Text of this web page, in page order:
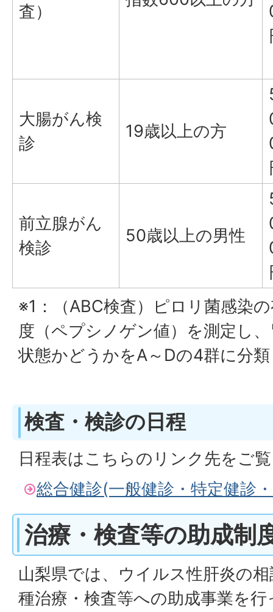
査）
大腸がん検
診
19歳以上の方
前立腺がん
検診
50歳以上の男性
※1：（ABC検査）ピロリ菌感染
度（ペプシノゲン値）を測定し
状態かどうかをA～Dの4群に分
検査・検診の日程
日程表はこちらのリンク先をご
総合健診(一般健診・特定健診
治療・検査等の助成制
山梨県では、ウイルス性肝炎の
種治療・検査等への助成事業を